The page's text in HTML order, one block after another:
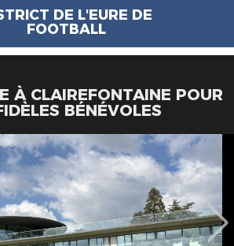
DE L'EURE DE
FOOTBALL
À CLAIREFONTAINE POUR
BÉNÉVOLES